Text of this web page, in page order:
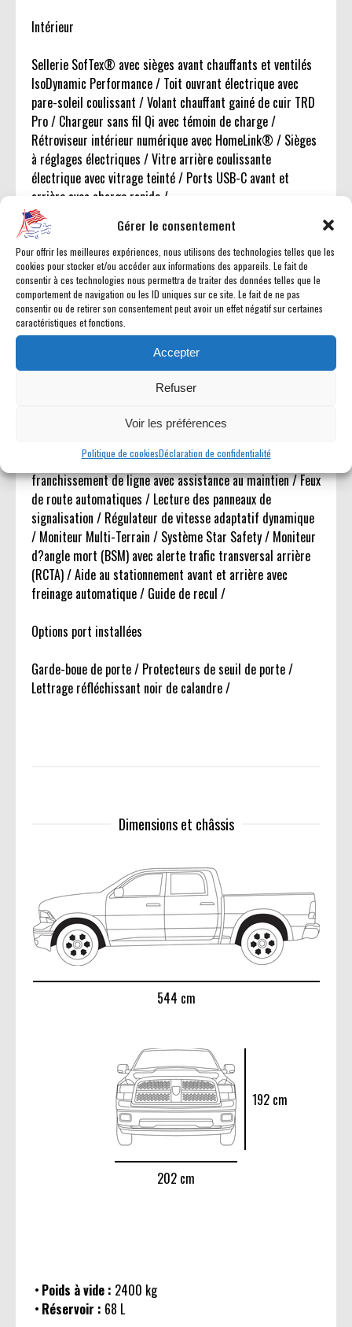
Gérer le consentement
Pour offrir les meilleures expériences, nous utilisons des technologies telles que les
cookies pour stocker et/ou accéder aux informations des appareils. Le fait de
consentir à ces technologies nous permettra de traiter des données telles que le
comportement de navigation ou les ID uniques sur ce site. Le fait de ne pas
consentir ou de retirer son consentement peut avoir un effet négatif sur certaines
caractéristiques et fonctions.
Accepter
Refuser
Voir les préférences
Politique de cookiesDéclaration de confidentialité
Intérieur
Sellerie SofTex® avec sièges avant chauffants et ventilés
IsoDynamic Performance / Toit ouvrant électrique avec
pare-soleil coulissant / Volant chauffant gainé de cuir TRD
Pro / Chargeur sans fil Qi avec témoin de charge /
Rétroviseur intérieur numérique avec HomeLink® / Sièges
à réglages électriques / Vitre arrière coulissante
électrique avec vitrage teinté / Ports USB-C avant et
arrière avec charge rapide /
Multimédia
Écran tactile 14 pouces Toyota Audio Multimedia / Système
audio JBL® 10 haut-parleurs avec caisson de basses,
amplificateur et enceinte portable JBL® FLEX / Apple
CarPlay® sans fil / Android Auto? sans fil / Combiné
d'instruments numérique 12,3 pouces personnalisable / GPS
Europe indisponible /
piétons / Assistance proactive à la conduite / Alerte de
franchissement de ligne avec assistance au maintien / Feux
de route automatiques / Lecture des panneaux de
signalisation / Régulateur de vitesse adaptatif dynamique
/ Moniteur Multi-Terrain / Système Star Safety / Moniteur
d?angle mort (BSM) avec alerte trafic transversal arrière
(RCTA) / Aide au stationnement avant et arrière avec
freinage automatique / Guide de recul /
Options port installées
Garde-boue de porte / Protecteurs de seuil de porte /
Lettrage réfléchissant noir de calandre /
Dimensions et châssis
544 cm
202 cm
192 cm
Poids à vide : 2400 kg
Réservoir : 68 L